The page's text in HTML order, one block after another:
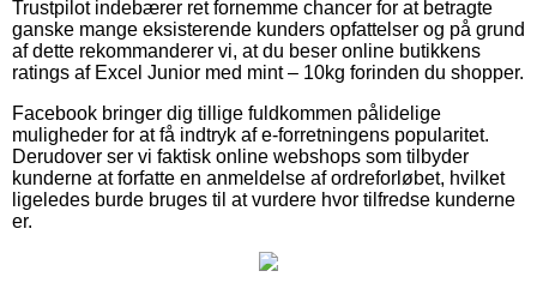
Trustpilot indebærer ret fornemme chancer for at betragte
ganske mange eksisterende kunders opfattelser og på grund
af dette rekommanderer vi, at du beser online butikkens
ratings af Excel Junior med mint – 10kg forinden du shopper.
Facebook bringer dig tillige fuldkommen pålidelige
muligheder for at få indtryk af e-forretningens popularitet.
Derudover ser vi faktisk online webshops som tilbyder
kunderne at forfatte en anmeldelse af ordreforløbet, hvilket
ligeledes burde bruges til at vurdere hvor tilfredse kunderne
er.